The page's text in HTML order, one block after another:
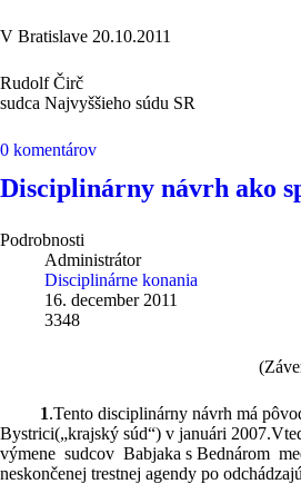
V Bratislave
Rudolf Čirč
sudca Najvyššieho súdu SR
0 komentárov
Disciplinárny návrh ako
Podrobnosti
Administrátor
Disciplinárne konania
16. december 2011
3348
1.Tento disciplinárny návrh má
Bystrici(„krajský súd“) v januári
výmene sudcov Babjaka s Bednárom
neskončenej trestnej agendy po